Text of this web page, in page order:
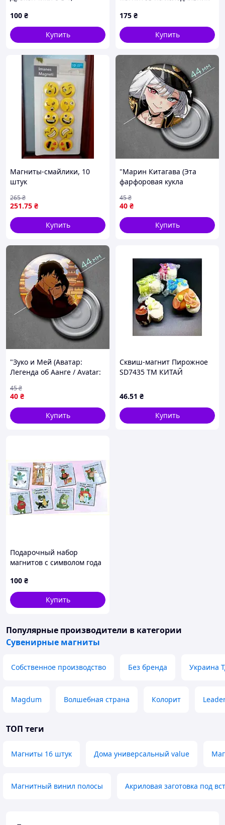
100 ₴
Купить
175 ₴
Купить
Магниты-смайлики, 10
штук
251.75 ₴
265₴
Купить
"Марин Китагава (Эта
фарфоровая кукла
круглый Ø44 мм
40 ₴
45₴
Купить
"Зуко и Мей (Аватар:
Легенда об Аанге / Avatar:
магнит круглый Ø44 мм
40 ₴
45₴
Купить
Сквиш-магнит Пирожное
SD7435 ТМ КИТАЙ
46.51 ₴
Купить
Подарочный набор
магнитов с символом года
100 ₴
Купить
Популярные производители в категории
Сувенирные магниты
Собственное производство Без бренда Украина
Magdum Волшебная страна Колорит
ТОП теги
Магниты 16 штук Дома универсальный value
Магнитный винил полосы Акриловая заготовка под